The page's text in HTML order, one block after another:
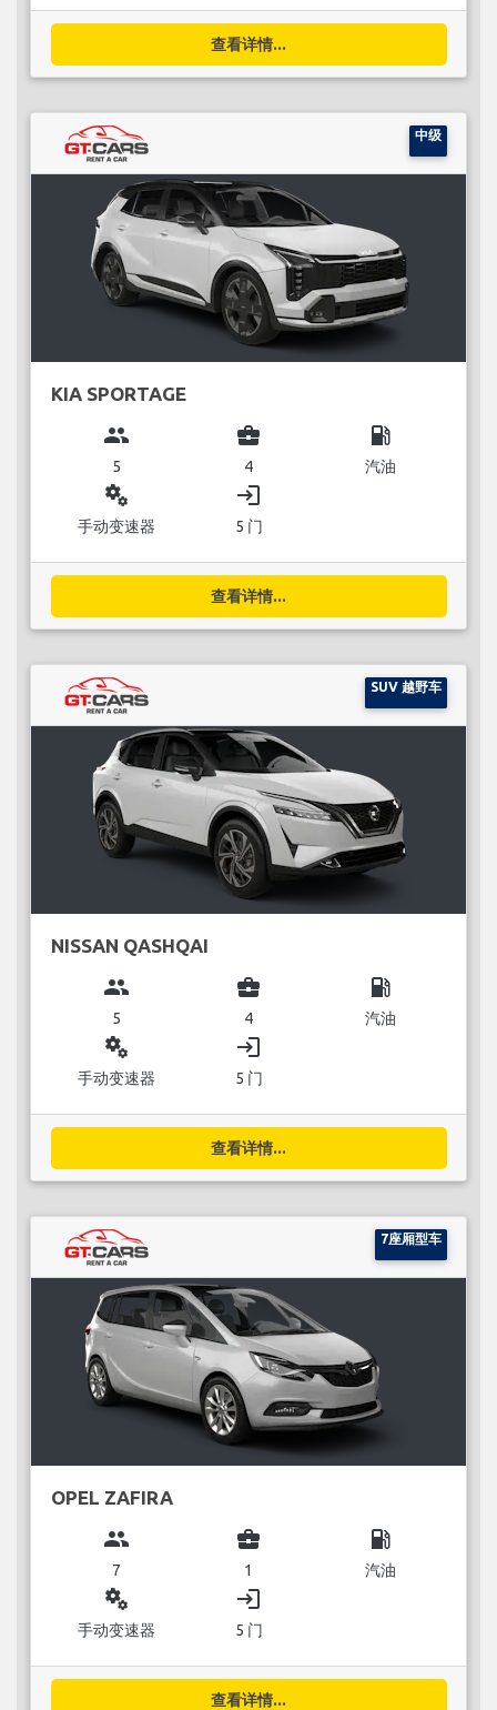
查看详情...
中级
KIA SPORTAGE
group
5
business_center
4
local_gas_station
汽油
miscellaneous_services
手动变速器
login
5 门
查看详情...
SUV 越野车
NISSAN QASHQAI
group
5
business_center
4
local_gas_station
汽油
miscellaneous_services
手动变速器
login
5 门
查看详情...
7座厢型车
OPEL ZAFIRA
group
7
business_center
1
local_gas_station
汽油
miscellaneous_services
手动变速器
login
5 门
查看详情...